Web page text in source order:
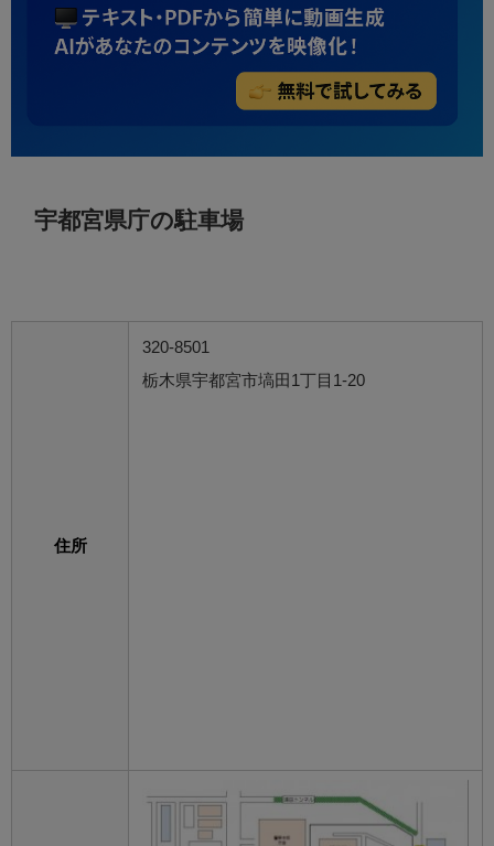
宇都宮県庁の駐車場
住所
320-8501
栃木県宇都宮市塙田1丁目1-20